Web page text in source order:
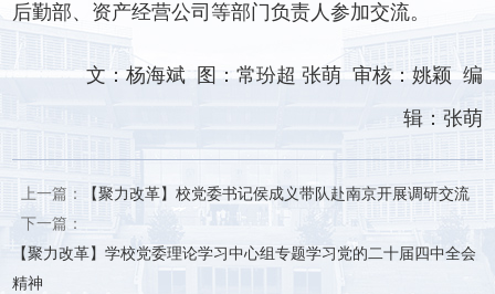
后勤部、资产经营公司等部门负责人参加交流。
文：杨海斌 图：常玢超 张萌 审核：姚颖 编
辑：张萌
上一篇：
【聚力改革】校党委书记侯成义带队赴南京开展调研交流
下一篇：
【聚力改革】学校党委理论学习中心组专题学习党的二十届四中全会
精神